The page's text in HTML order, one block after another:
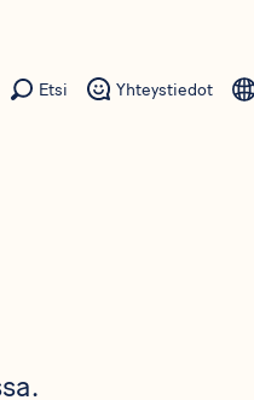
Etsi Yhteystiedot